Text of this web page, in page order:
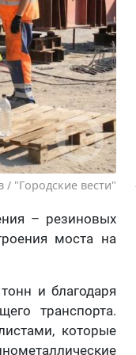
"Городские вести"
– резиновых
моста на
и благодаря
транспорта.
которые